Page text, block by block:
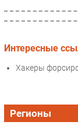
Интересные
Хакеры
Регионы